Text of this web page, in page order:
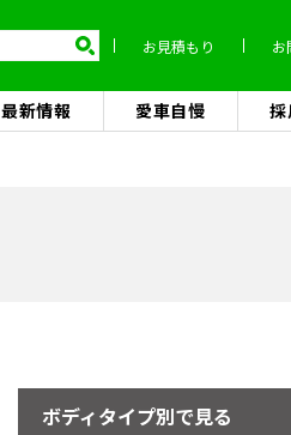
お見積もり お
最新情報 愛車自慢 採
ボディタイプ別で見る